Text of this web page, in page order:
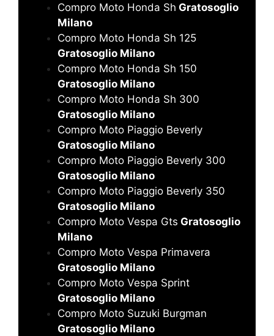
Compro Moto Honda Sh Gratosoglio
Milano
Compro Moto Honda Sh 125
Gratosoglio Milano
Compro Moto Honda Sh 150
Gratosoglio Milano
Compro Moto Honda Sh 300
Gratosoglio Milano
Compro Moto Piaggio Beverly
Gratosoglio Milano
Compro Moto Piaggio Beverly 300
Gratosoglio Milano
Compro Moto Piaggio Beverly 350
Gratosoglio Milano
Compro Moto Vespa Gts Gratosoglio
Milano
Compro Moto Vespa Primavera
Gratosoglio Milano
Compro Moto Vespa Sprint
Gratosoglio Milano
Compro Moto Suzuki Burgman
Gratosoglio Milano